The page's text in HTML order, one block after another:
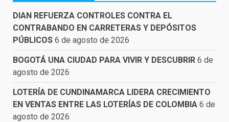
DIAN REFUERZA CONTROLES CONTRA EL
CONTRABANDO EN CARRETERAS Y DEPÓSITOS
PÚBLICOS 6 de agosto de 2026
BOGOTÁ UNA CIUDAD PARA VIVIR Y DESCUBRIR 6 de
agosto de 2026
LOTERÍA DE CUNDINAMARCA LIDERA CRECIMIENTO
EN VENTAS ENTRE LAS LOTERÍAS DE COLOMBIA 6 de
agosto de 2026